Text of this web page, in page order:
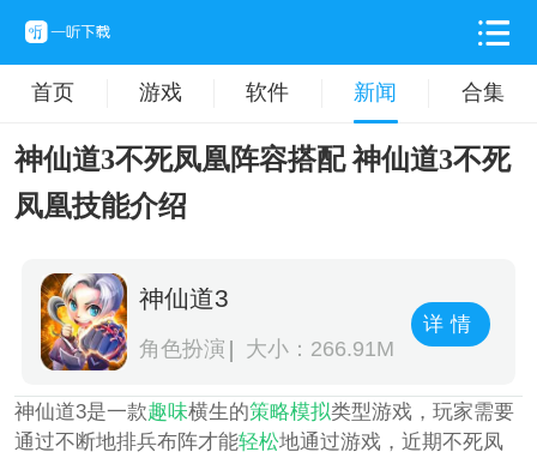
首页 游戏 软件 新闻 合集
神仙道3不死凤凰阵容搭配 神仙道3不死
凤凰技能介绍
神仙道3
角色扮演 大小：266.91M
详情
神仙道3是一款趣味横生的策略模拟类型游戏，玩家需要
通过不断地排兵布阵才能轻松地通过游戏，近期不死凤